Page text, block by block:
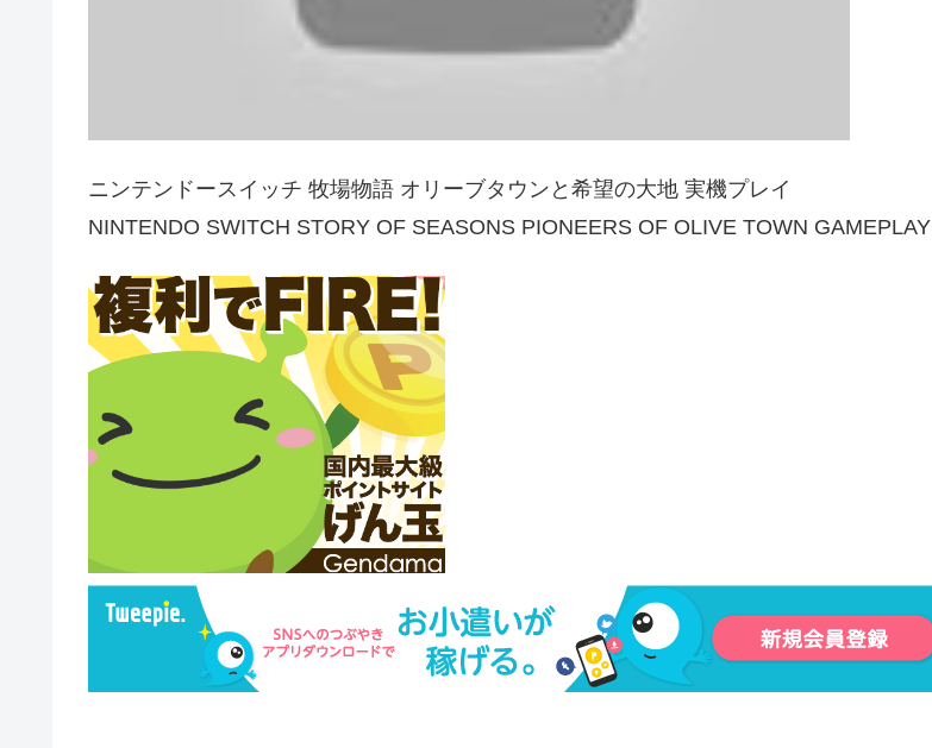
ニンテンドースイッチ 牧場物語 オリーブタウンと希望の大地 実機プレイ
NINTENDO SWITCH STORY OF SEASONS PIONEERS OF OLIVE TOWN GAMEPLAY